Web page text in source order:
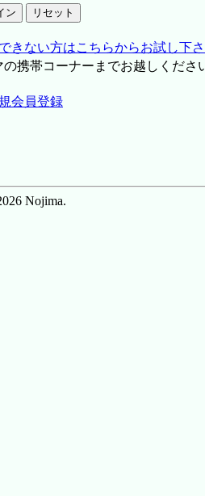
きない方はこちらからお試し下
携帯コーナーまでお越しくださ
会員登録
Nojima.